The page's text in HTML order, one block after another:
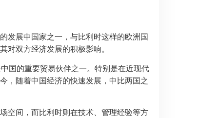
发展中国家之一，与比利时这样的欧洲国
双方经济发展的积极影响。
国的重要贸易伙伴之一。特别是在近现代
，随着中国经济的快速发展，中比两国之
空间，而比利时则在技术、管理经验等方